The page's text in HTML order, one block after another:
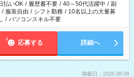
払いOK / 履歴書不要 / 40～50代活躍中 / 副
/ 服装自由 / シフト勤務 / 10名以上の大量募
/ パソコンスキル不要
応募する 詳細へ
掲載日：2026.08.08